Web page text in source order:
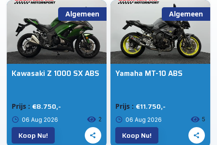
Algemeen
Kawasaki Z 1000 SX ABS
Prijs : €8.750,-
06 Aug 2026 2
Koop Nu!
Algemeen
Yamaha MT-10 ABS
Prijs : €11.750,-
06 Aug 2026 5
Koop Nu!